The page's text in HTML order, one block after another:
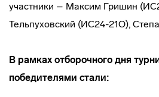
участники – Максим Гришин
Тельпуховский (ИС24-21О),
В рамках отборочного дня
победителями стали: